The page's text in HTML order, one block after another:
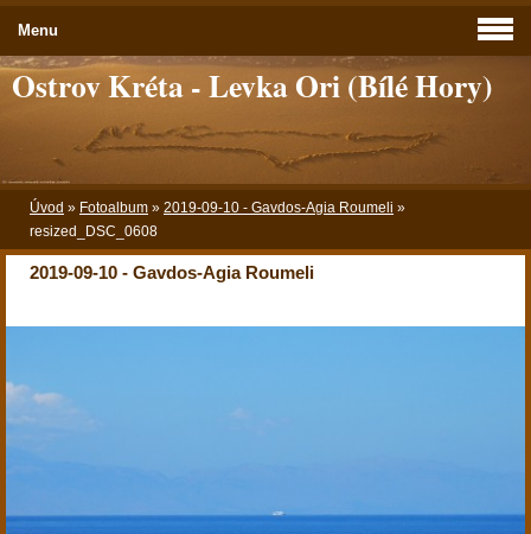
Ostrov Kréta - Levka Ori (Bílé Hory)
Úvod » Fotoalbum » 2019-09-10 - Gavdos-Agia Roumeli »
resized_DSC_0608
2019-09-10 - Gavdos-Agia Roumeli
Menu